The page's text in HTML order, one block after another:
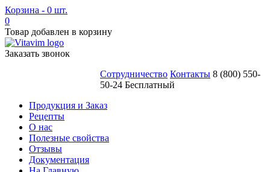
Корзина - 0 шт.
0
Товар добавлен в корзину
Заказать звонок
Сотрудничество Контакты 8 (800) 550-
50-24 Бесплатный
Продукция и Заказ
Рецепты
О нас
Полезные свойства
Отзывы
Документация